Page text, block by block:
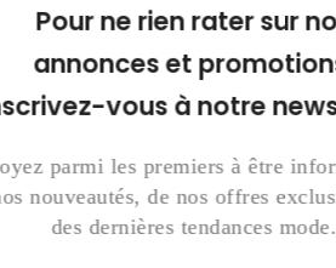
Pour ne rien rater sur
annonces et
vous à notre
parmi les premiers à être
nouveautés, de nos offres
des dernières tendances mode.